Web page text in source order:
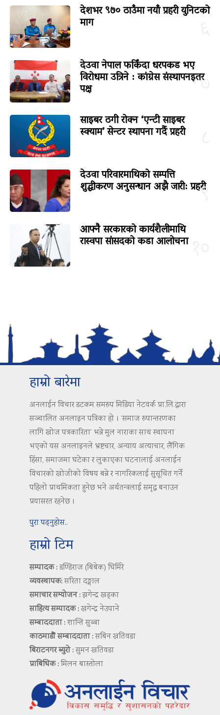
देशभर ९७० ठाउँमा नयाँ प्रहरी युनिटको
माग
७
देउवा नेपाल फर्किंदा धरपकड भए
विरोधमा उत्रिने : कांग्रेस संस्थापनइतर
पक्ष
साइबर ठगी रोक्न ‘एन्टी साइबर
स्क्याम’ सेन्टर स्थापना गर्दै प्रहरी
९
देउवा परिवारमाथिको सम्पत्ति
शुद्धीकरण अनुसन्धान अझै जारी: प्रहरी
आफ्नै सरकारको कार्यशैलीमाथि
रास्वपा सांसदको कडा आलोचना
हाम्रो बारेमा
अनलाईन विचार डटकम समरुप मिडिया नेटवर्क प्रा.लि.द्वारा
सञ्चालित अनलाइन पत्रिका हो । ‘समाज रुपान्तरणका
लागि खोज पत्रकारिता’ भन्ने मुल नाराका साथ स्थापना
भएको यस अनलाइनले भ्रष्टचार, अन्याय अत्याचार, लैंगिक
हिंसा, समाजमा घटेका र लुकाएका घटनालाई अनलाईन
विचारको खोजीको विषय बन्ने र नागरिकलाई सुसूचित गर्ने
पहिलो प्राथमिकता हुनेछ भने अर्थतन्त्रलाई समृद्ध बनाउन
प्रयासरत रहनेछ ।
पुरा पढ्नुहोस..
हाम्रो टिम
सम्पादक :डण्डिराज (बिबेक) घिमिरे
व्यवस्थापक:सरिता दङ्गाल
समाचार सम्योजन :झगेन्द्र खड्का
साहित्य सम्पादक :खगेन्द्र नेउपाने
सम्बाददाता :शान्ति सुब्बा
काठमाडौं सम्बाददाता :सबिन खतिवडा
बिराटनगर ब्युरो :सुमन खतिवडा
प्राबिधिक :मिलन बास्तोला